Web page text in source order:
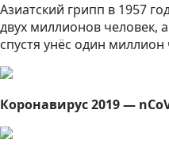
Азиатский грипп в 1957
двух миллионов человек,
спустя унёс один миллион
Коронавирус 2019 —